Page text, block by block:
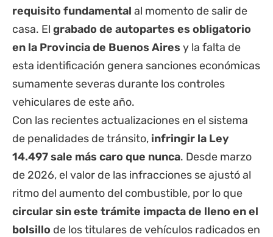
requisito fundamental al momento de salir de
casa. El grabado de autopartes es obligatorio
en la Provincia de Buenos Aires y la falta de
esta identificación genera sanciones económicas
sumamente severas durante los controles
vehiculares de este año.
Con las recientes actualizaciones en el sistema
de penalidades de tránsito, infringir la Ley
14.497 sale más caro que nunca. Desde marzo
de 2026, el valor de las infracciones se ajustó al
ritmo del aumento del combustible, por lo que
circular sin este trámite impacta de lleno en el
bolsillo de los titulares de vehículos radicados en